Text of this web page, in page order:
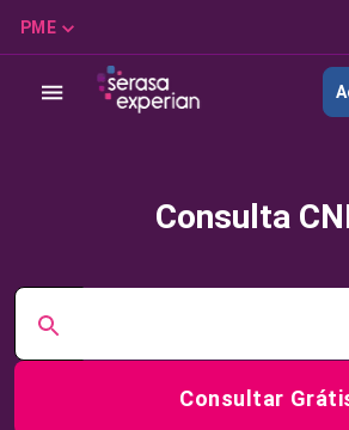
PME
Consulta
Consultar